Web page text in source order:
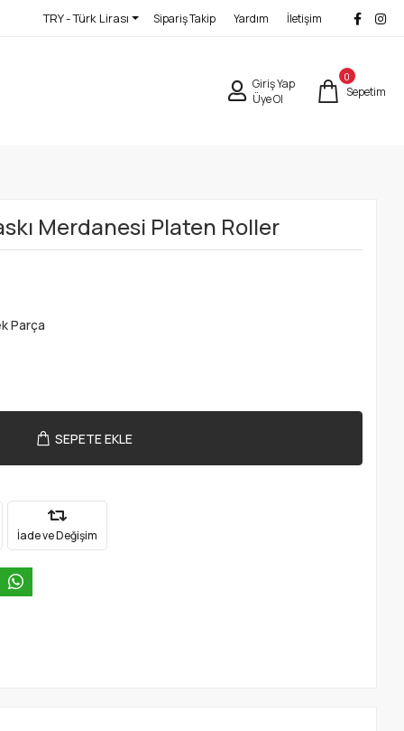
TRY - Türk Lirası Sipariş Takip Yardım İletişim
Giriş Yap
Üye Ol
0
Sepetim
Merdanesi Platen Roller
Parça
SEPETE EKLE
İade ve Değişim